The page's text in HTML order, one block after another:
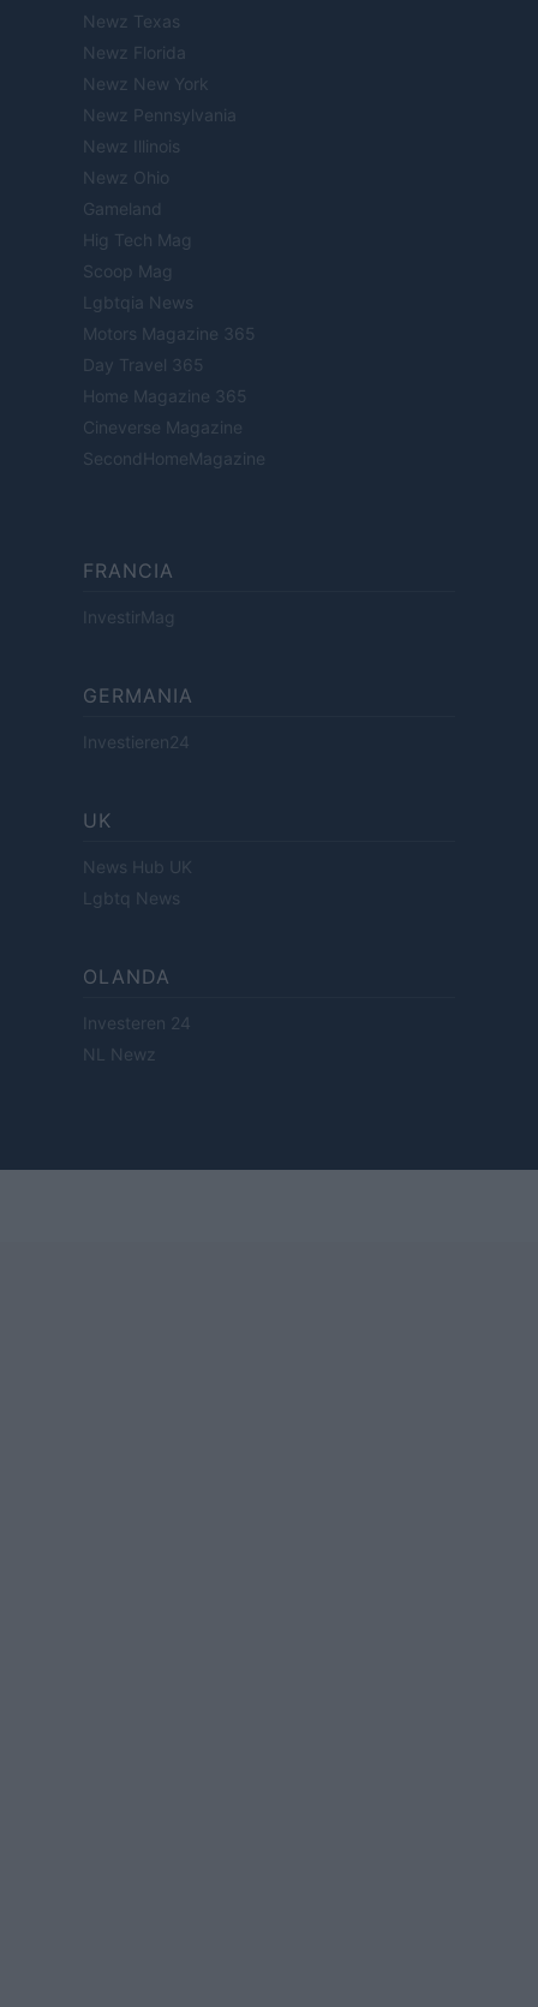
Newz Texas
Newz Florida
Newz New York
Newz Pennsylvania
Newz Illinois
Newz Ohio
Gameland
Hig Tech Mag
Scoop Mag
Lgbtqia News
Motors Magazine 365
Day Travel 365
Home Magazine 365
Cineverse Magazine
SecondHomeMagazine
FRANCIA
InvestirMag
GERMANIA
Investieren24
UK
News Hub UK
Lgbtq News
OLANDA
Investeren 24
NL Newz